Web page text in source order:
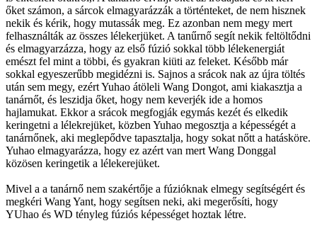
őket számon, a sárcok elmagyarázzák a történteket, de nem hisznek
nekik és kérik, hogy mutassák meg. Ez azonban nem megy mert
felhasználták az összes lélekerjüket. A tanűrnő segít nekik feltöltődni
és elmagyarzázza, hogy az első fúzió sokkal több lélekenergiát
emészt fel mint a többi, és gyakran kiüti az feleket. Később már
sokkal egyeszerűbb megidézni is. Sajnos a srácok nak az újra töltés
után sem megy, ezért Yuhao átöleli Wang Dongot, ami kiakasztja a
tanárnőt, és leszidja őket, hogy nem keverjék ide a homos
hajlamukat. Ekkor a srácok megfogják egymás kezét és elkedik
keringetni a lélekrejüket, közben Yuhao megosztja a képességét a
tanárnőnek, aki meglepődve tapasztalja, hogy sokat nőtt a hatásköre.
Yuhao elmagyarázza, hogy ez azért van mert Wang Donggal
közösen keringetik a lélekerejüket.
Mivel a a tanárnő nem szakértője a fúzióknak elmegy segítségért és
megkéri Wang Yant, hogy segítsen neki, aki megerősíti, hogy
YUhao és WD tényleg fúziós képességet hoztak létre.